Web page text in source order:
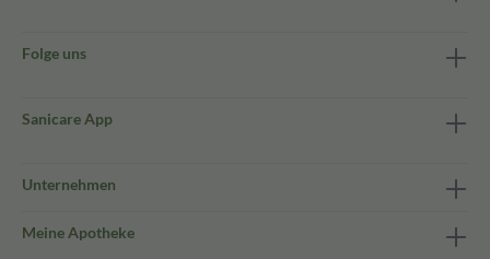
Folge uns
Sanicare App
Unternehmen
Meine Apotheke